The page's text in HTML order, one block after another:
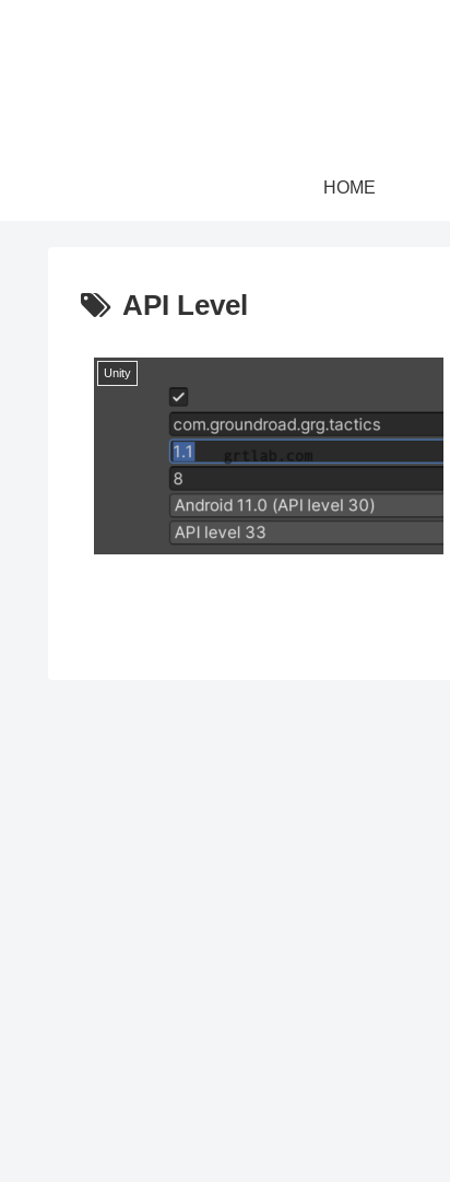
HOME
API Level
Unity